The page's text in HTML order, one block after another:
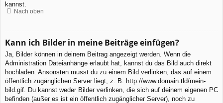
kannst.
Nach oben
Kann ich Bilder in meine Beiträge einfügen?
Ja, Bilder können in deinem Beitrag angezeigt werden. Wenn die
Administration Dateianhänge erlaubt hat, kannst du das Bild auch direkt
hochladen. Ansonsten musst du zu einem Bild verlinken, das auf einem
öffentlich zugänglichen Server liegt, z. B. http://www.domain.tld/mein-
bild.gif. Du kannst weder Bilder verlinken, die sich auf deinem eigenen PC
befinden (außer es ist ein öffentlich zugänglicher Server), noch zu